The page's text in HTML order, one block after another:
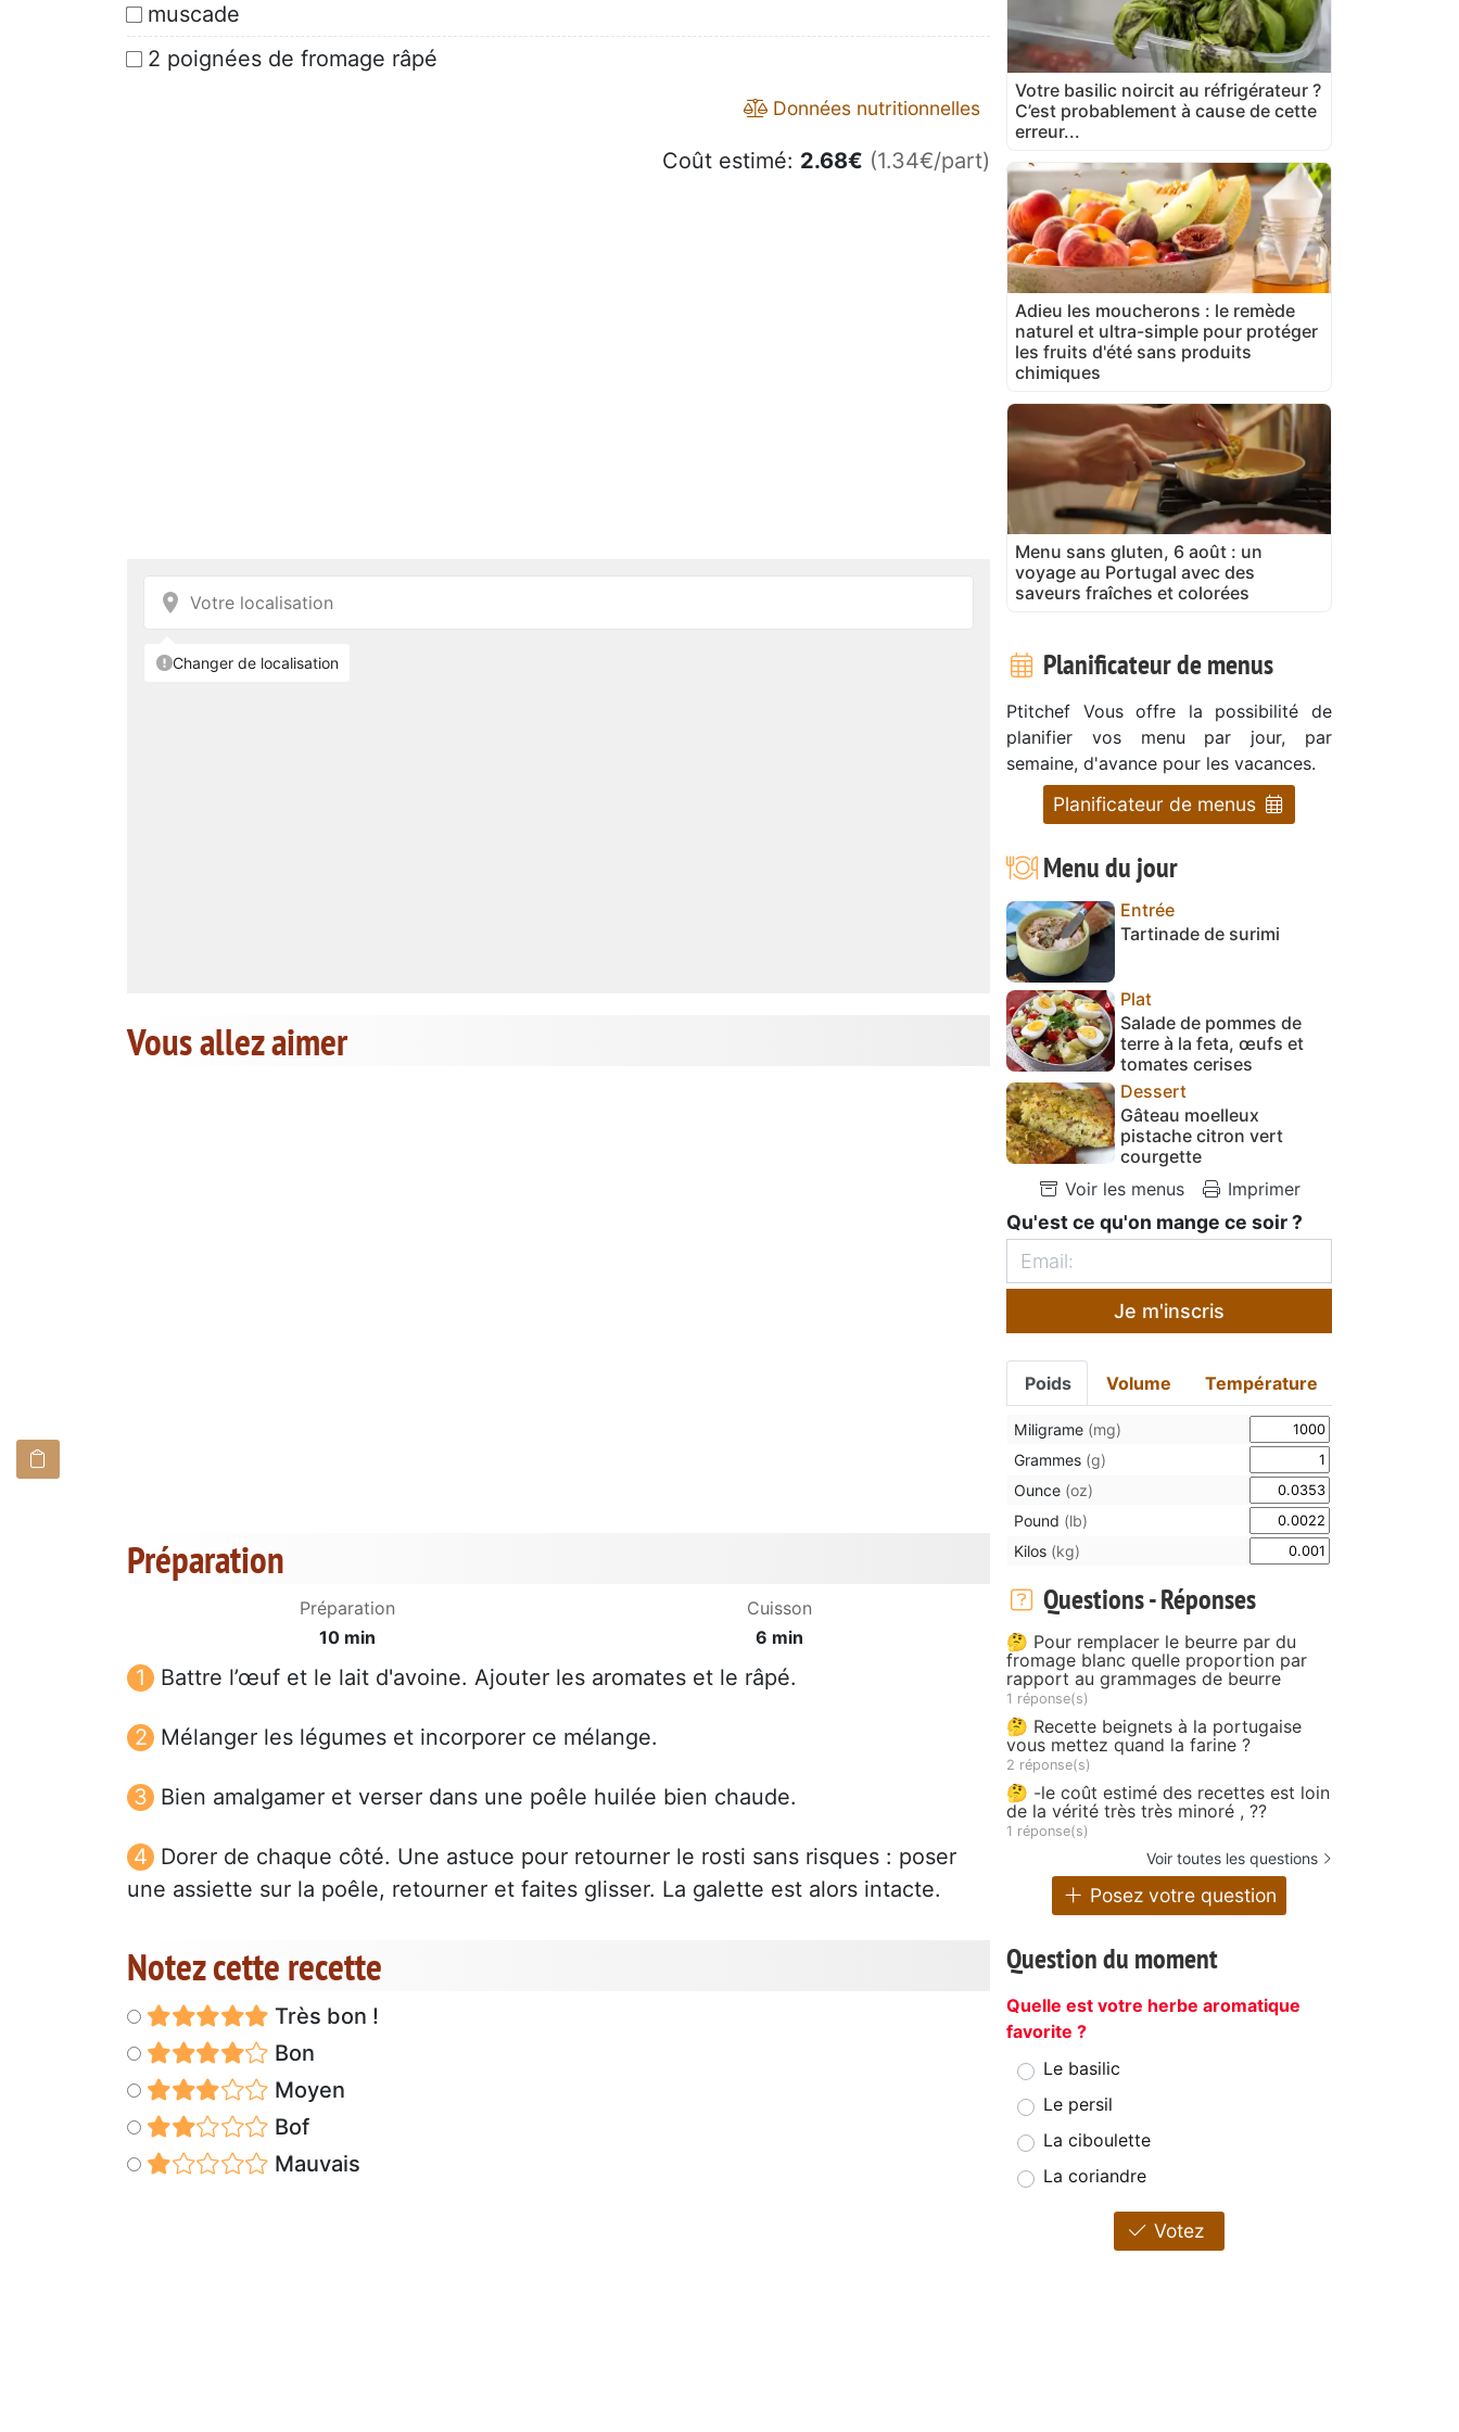
muscade
2 poignées de fromage râpé
Données nutritionnelles
Coût estimé: 2.68€ (1.34€/part)
Vous allez aimer
Préparation
Préparation
10 min
Cuisson
6 min
Battre l’œuf et le lait d'avoine. Ajouter les aromates et le râpé.
Mélanger les légumes et incorporer ce mélange.
Bien amalgamer et verser dans une poêle huilée bien chaude.
Dorer de chaque côté. Une astuce pour retourner le rosti sans risques : poser
une assiette sur la poêle, retourner et faites glisser. La galette est alors intacte.
Notez cette recette
Très bon !
Bon
Moyen
Bof
Mauvais
Votre basilic noircit au réfrigérateur ?
C’est probablement à cause de cette
erreur...
Adieu les moucherons : le remède
naturel et ultra-simple pour protéger
les fruits d'été sans produits
chimiques
Menu sans gluten, 6 août : un
voyage au Portugal avec des
saveurs fraîches et colorées
Planificateur de menus
Ptitchef Vous offre la possibilité de
planifier vos menu par jour, par
semaine, d'avance pour les vacances.
Planificateur de menus
Menu du jour
Entrée
Tartinade de surimi
Plat
Salade de pommes de
terre à la feta, œufs et
tomates cerises
Dessert
Gâteau moelleux
pistache citron vert
courgette
Voir les menus
Imprimer
Qu'est ce qu'on mange ce soir ?
Je m'inscris
Poids Volume Température
Miligrame (mg)
Grammes (g)
Ounce (oz)
Pound (lb)
Kilos (kg)
Questions - Réponses
🤔 Pour remplacer le beurre par du
fromage blanc quelle proportion par
rapport au grammages de beurre
1 réponse(s)
🤔 Recette beignets à la portugaise
vous mettez quand la farine ?
2 réponse(s)
🤔 -le coût estimé des recettes est loin
de la vérité très très minoré , ??
1 réponse(s)
Voir toutes les questions
Posez votre question
Question du moment
Quelle est votre herbe aromatique
favorite ?
Le basilic
Le persil
La ciboulette
La coriandre
Votez